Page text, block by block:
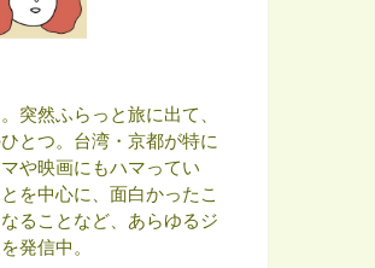
突然ふらっと旅に出て、
とつ。台湾・京都が特に
や映画にもハマってい
を中心に、面白かったこ
ることなど、あらゆるジ
発信中。